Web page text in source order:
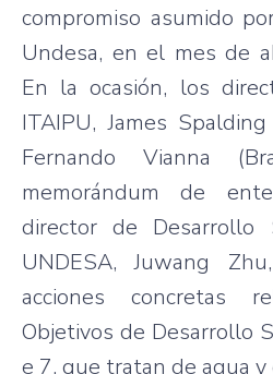
compromiso asumido
Undesa, en el mes de
En la ocasión, los
ITAIPU, James
Fernando Vianna
memorándum de
director de Desarrollo
UNDESA, Juwang
acciones concretas
Objetivos de Desarrollo
e 7, que tratan de agua y